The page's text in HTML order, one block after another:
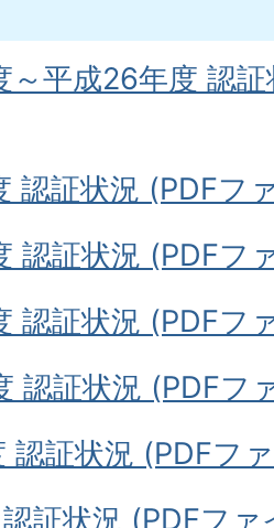
～平成26年度 認
認証状況 (PDFフ
認証状況 (PDFフ
認証状況 (PDFフ
認証状況 (PDFフ
認証状況 (PDFフ
証状況 (PDFフ